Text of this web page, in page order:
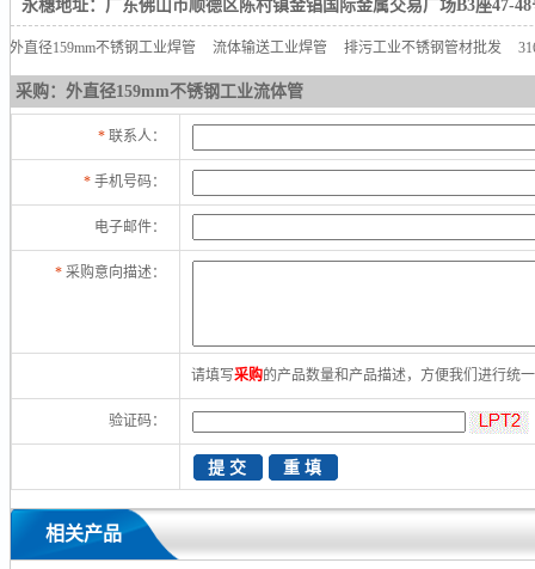
永穗地址：广东佛山市顺德区陈村镇金锠国际金属交易广场B3座47-48
外直径159mm不锈钢工业焊管 流体输送工业焊管 排污工业不锈钢管材批发
采购：外直径159mm不锈钢工业流体管
* 联系人：
* 手机号码：
电子邮件：
* 采购意向描述：
请填写采购的产品数量和产品描述，方便我们进行统
验证码：
相关产品